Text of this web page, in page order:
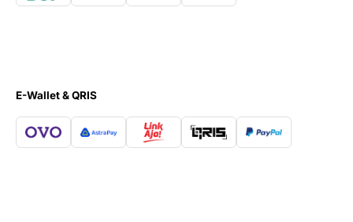
E-Wallet & QRIS